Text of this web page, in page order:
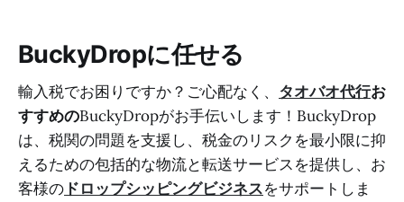
BuckyDropに任せる
輸入税でお困りですか？ご心配なく、 タオバオ代行お
すすめのBuckyDropがお手伝いします！BuckyDrop
は、税関の問題を支援し、税金のリスクを最小限に抑
えるための包括的な物流と転送サービスを提供し、お
客様の ドロップシッピングビジネスをサポートしま